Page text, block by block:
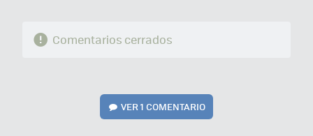
Comentarios cerrados
VER1 COMENTARIO